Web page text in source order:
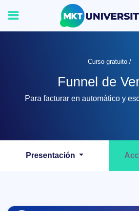
Curso gratuito /
Funnel de
Para facturar en automático y
Presentación